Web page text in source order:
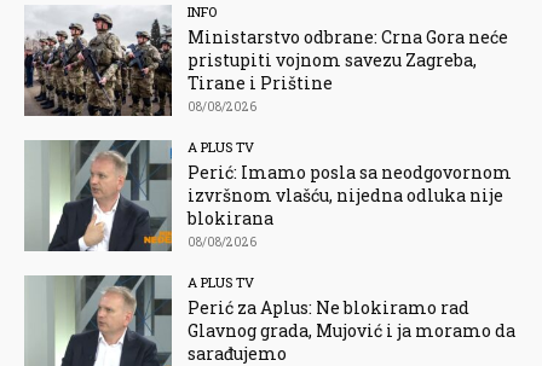
INFO
Ministarstvo odbrane: Crna Gora neće
pristupiti vojnom savezu Zagreba,
Tirane i Prištine
08/08/2026
A PLUS TV
Perić: Imamo posla sa neodgovornom
izvršnom vlašću, nijedna odluka nije
blokirana
08/08/2026
A PLUS TV
Perić za Aplus: Ne blokiramo rad
Glavnog grada, Mujović i ja moramo da
sarađujemo